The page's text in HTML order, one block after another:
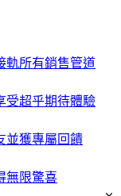
軌所有銷售管道
受超乎期待體驗
並獲專屬回饋
無限驚喜